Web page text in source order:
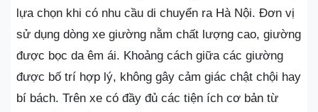
lựa chọn khi có nhu cầu di chuyển ra Hà Nội. Đơn vị
sử dụng dòng xe giường nằm chất lượng cao, giường
được bọc da êm ái. Khoảng cách giữa các giường
được bố trí hợp lý, không gây cảm giác chật chội hay
bí bách. Trên xe có đầy đủ các tiện ích cơ bản từ